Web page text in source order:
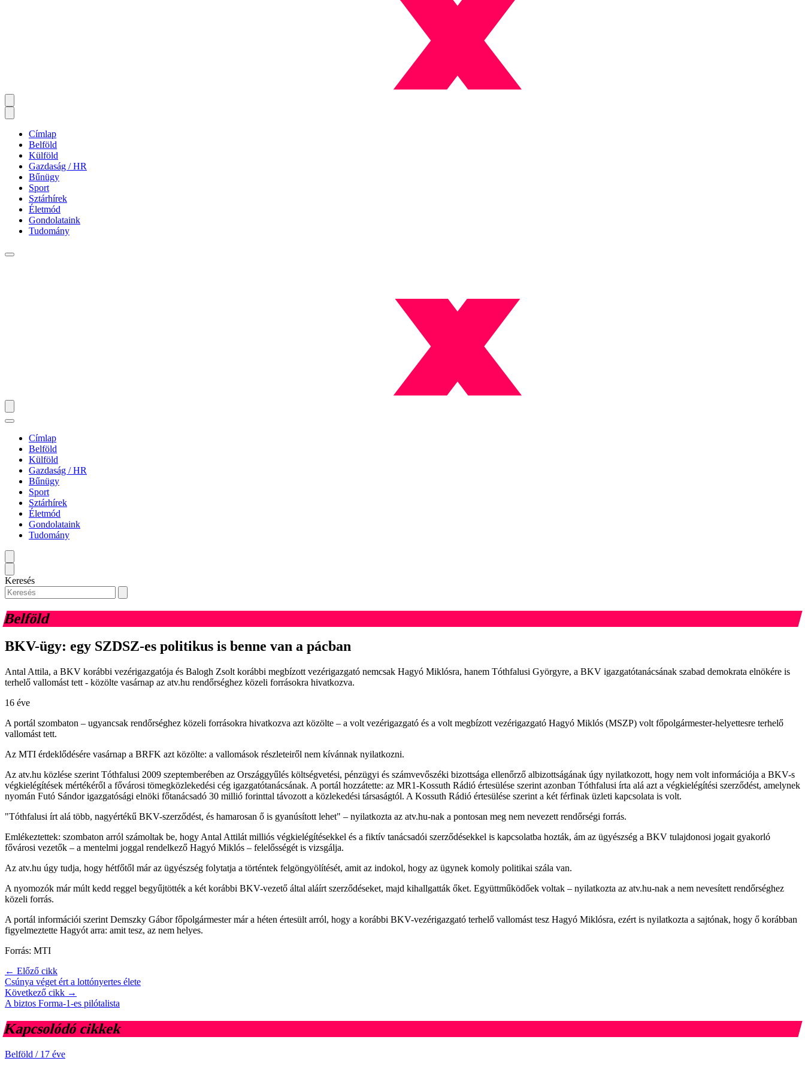
Címlap
Belföld
Külföld
Gazdaság / HR
Bűnügy
Sport
Sztárhírek
Életmód
Gondolataink
Tudomány
Címlap
Belföld
Külföld
Gazdaság / HR
Bűnügy
Sport
Sztárhírek
Életmód
Gondolataink
Tudomány
Keresés
Belföld
BKV-ügy: egy SZDSZ-es politikus is benne van a pácban
Antal Attila, a BKV korábbi vezérigazgatója és Balogh Zsolt korábbi megbízott vezérigazgató nemcsak Hagyó Miklósra, hanem Tóthfalusi Györgyre, a BKV igazgatótanácsának szabad demokrata elnökére is
terhelő vallomást tett - közölte vasárnap az atv.hu rendőrséghez közeli forrásokra hivatkozva.
16 éve
A portál szombaton – ugyancsak rendőrséghez közeli forrásokra hivatkozva azt közölte – a volt vezérigazgató és a volt megbízott vezérigazgató Hagyó Miklós (MSZP) volt főpolgármester-helyettesre terhelő
vallomást tett.
Az MTI érdeklődésére vasárnap a BRFK azt közölte: a vallomások részleteiről nem kívánnak nyilatkozni.
Az atv.hu közlése szerint Tóthfalusi 2009 szeptemberében az Országgyűlés költségvetési, pénzügyi és számvevőszéki bizottsága ellenőrző albizottságának úgy nyilatkozott, hogy nem volt információja a BKV-s
végkielégítések mértékéről a fővárosi tömegközlekedési cég igazgatótanácsának. A portál hozzátette: az MR1-Kossuth Rádió értesülése szerint azonban Tóthfalusi írta alá azt a végkielégítési szerződést, amelynek
nyomán Futó Sándor igazgatósági elnöki főtanácsadó 30 millió forinttal távozott a közlekedési társaságtól. A Kossuth Rádió értesülése szerint a két férfinak üzleti kapcsolata is volt.
"Tóthfalusi írt alá több, nagyértékű BKV-szerződést, és hamarosan ő is gyanúsított lehet" – nyilatkozta az atv.hu-nak a pontosan meg nem nevezett rendőrségi forrás.
Emlékeztettek: szombaton arról számoltak be, hogy Antal Attilát milliós végkielégítésekkel és a fiktív tanácsadói szerződésekkel is kapcsolatba hozták, ám az ügyészség a BKV tulajdonosi jogait gyakorló
fővárosi vezetők – a mentelmi joggal rendelkező Hagyó Miklós – felelősségét is vizsgálja.
Az atv.hu úgy tudja, hogy hétfőtől már az ügyészség folytatja a történtek felgöngyölítését, amit az indokol, hogy az ügynek komoly politikai szála van.
A nyomozók már múlt kedd reggel begyűjtötték a két korábbi BKV-vezető által aláírt szerződéseket, majd kihallgatták őket. Együttműködőek voltak – nyilatkozta az atv.hu-nak a nem nevesített rendőrséghez
közeli forrás.
A portál információi szerint Demszky Gábor főpolgármester már a héten értesült arról, hogy a korábbi BKV-vezérigazgató terhelő vallomást tesz Hagyó Miklósra, ezért is nyilatkozta a sajtónak, hogy ő korábban
figyelmeztette Hagyót arra: amit tesz, az nem helyes.
Forrás: MTI
← Előző cikk
Csúnya véget ért a lottónyertes élete
Következő cikk →
A biztos Forma-1-es pilótalista
Kapcsolódó cikkek
Belföld / 17 éve